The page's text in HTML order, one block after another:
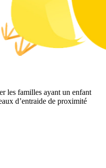
les familles ayant un enfant
d’entraide de proximité